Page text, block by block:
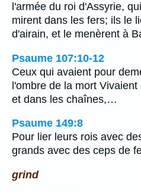
l'armée du roi d'Assyrie,
mirent dans les fers; ils le
d'airain, et le menèrent à
Psaume 107:10-12
Ceux qui avaient pour
l'ombre de la mort
et dans les chaînes,…
Psaume 149:8
Pour lier leurs rois avec
grands avec des ceps de
grind